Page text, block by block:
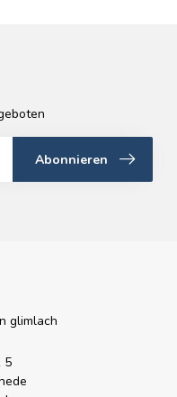
Abonnieren
glimlach
5